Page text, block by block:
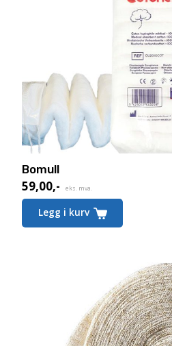
Bomull
59,00,- eks. mva.
Legg i kurv